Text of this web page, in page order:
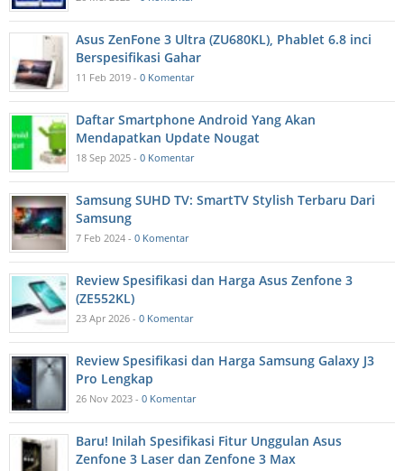
Asus ZenFone 3 Ultra (ZU680KL), Phablet 6.8 inci
Berspesifikasi Gahar
11 Feb 2019 - 0 Komentar
Daftar Smartphone Android Yang Akan
Mendapatkan Update Nougat
18 Sep 2025 - 0 Komentar
Samsung SUHD TV: SmartTV Stylish Terbaru Dari
Samsung
7 Feb 2024 - 0 Komentar
Review Spesifikasi dan Harga Asus Zenfone 3
(ZE552KL)
23 Apr 2026 - 0 Komentar
Review Spesifikasi dan Harga Samsung Galaxy J3
Pro Lengkap
26 Nov 2023 - 0 Komentar
Baru! Inilah Spesifikasi Fitur Unggulan Asus
Zenfone 3 Laser dan Zenfone 3 Max